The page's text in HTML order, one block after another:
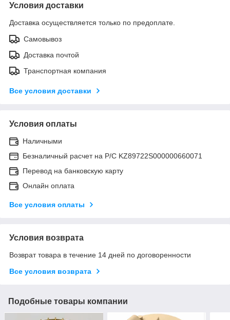
Условия доставки
Доставка осуществляется только по предоплате.
Самовывоз
Доставка почтой
Транспортная компания
Все условия доставки
Условия оплаты
Наличными
Безналичный расчет на Р/С KZ89722S000000660071
Перевод на банковскую карту
Онлайн оплата
Все условия оплаты
Условия возврата
Возврат товара в течение 14 дней по договоренности
Все условия возврата
Подобные товары компании